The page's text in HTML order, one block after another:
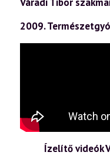
2009.
Ízelítő videók